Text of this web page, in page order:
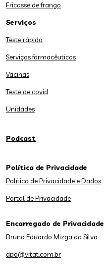
Fricasse de frango
Serviços
Teste rápido
Serviços farmacêuticos
Vacinas
Teste de covid
Unidades
Podcast
Política de Privacidade
Política de Privacidade e Dados
Portal de Privacidade
Encarregado de Privacidade
Bruno Eduardo Mizga da Silva
dpo@vitat.com.br